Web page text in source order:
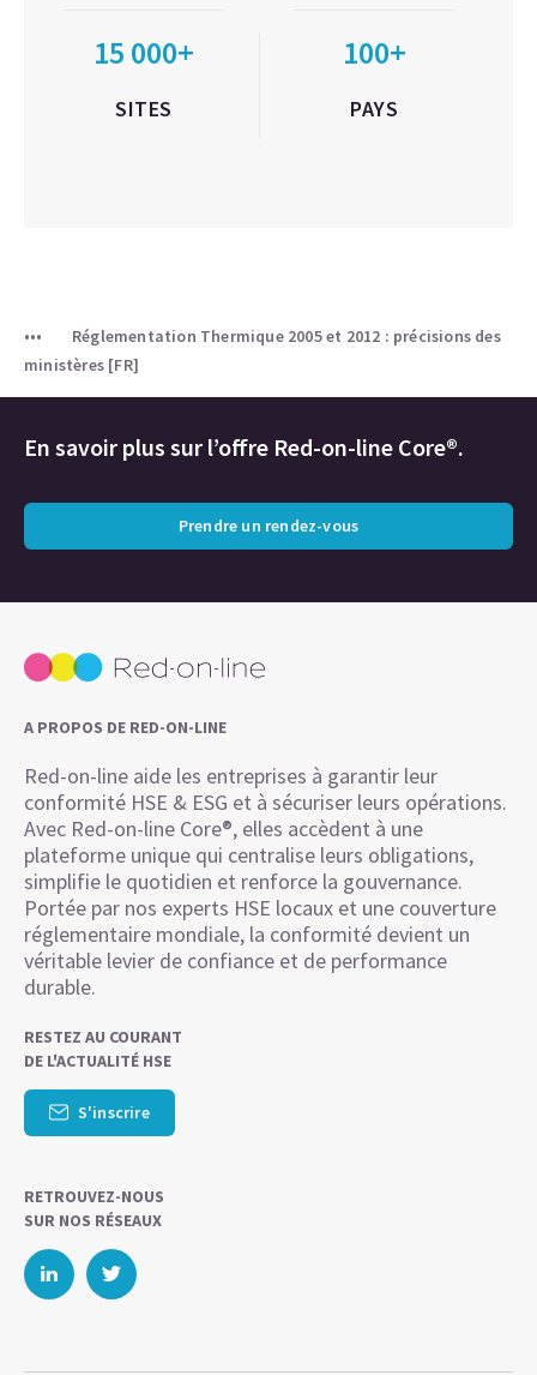
15 000+
SITES
100+
PAYS
Réglementation Thermique 2005 et 2012 : précisions des
ministères [FR]
En savoir plus sur l’offre Red-on-line Core®.
Prendre un rendez-vous
A PROPOS DE RED-ON-LINE
Red-on-line aide les entreprises à garantir leur
conformité HSE & ESG et à sécuriser leurs opérations.
Avec Red-on-line Core®, elles accèdent à une
plateforme unique qui centralise leurs obligations,
simplifie le quotidien et renforce la gouvernance.
Portée par nos experts HSE locaux et une couverture
réglementaire mondiale, la conformité devient un
véritable levier de confiance et de performance
durable.
RESTEZ AU COURANT
DE L'ACTUALITÉ HSE
S'inscrire
RETROUVEZ-NOUS
SUR NOS RÉSEAUX